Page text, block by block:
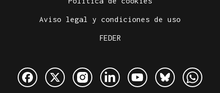
Aviso legal y condiciones de uso
FEDER